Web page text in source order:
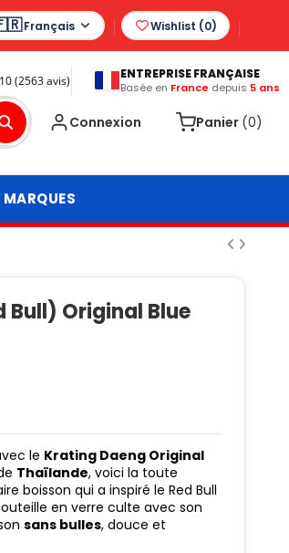
Français Wishlist (0)
9.6/10 (2563 avis)
ENTREPRISE FRANÇAISE
Basée en France depuis 5 ans
Connexion Panier (0)
MARQUES
Bull) Original Blue
le Krating Daeng Original
Thaïlande, voici la toute
boisson qui a inspiré le Red Bull
en verre culte avec son
sans bulles, douce et